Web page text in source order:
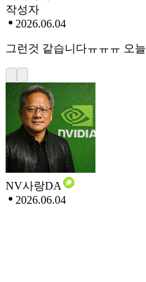
작성자
2026.06.04
그런것 같습니다ㅠㅠㅠ 오
NV사랑DA
2026.06.04